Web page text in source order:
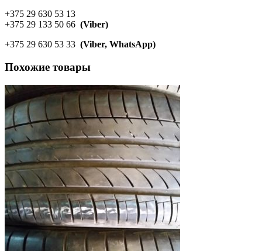
+375 29 630 53 13
+375 29 133 50 66 (Viber)
+375 29 630 53 33 (Viber, WhatsApp)
Похожие товары